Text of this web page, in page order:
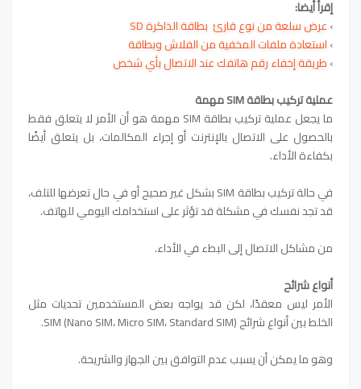
إقرأ أيضا:
›عرض سلعة من نوع قارئ بطاقة الذاكرة SD
›استعادة ملفات المخفية من الفلاش وبطاقة
›طريقة إخفاء رقم هاتفك عند الاتصال بأي شخص
عملية تركيب بطاقة SIM مهمة
ما يجعل عملية تركيب بطاقة SIM مهمة هو أن الأمر لا يتعلق فقط
بالحصول على الاتصال بالإنترنت أو إجراء المكالمات، بل يتعلق أيضًا
بكفاءة الأداء.
في حالة تركيب بطاقة SIM بشكل غير صحيح أو في حال تعرضها للتلف،
قد تجد نفسك في مشكلة قد تؤثر على استخدامك اليومي للهاتف.
من مشاكل الاتصال إلى البطء في الأداء.
أنواع شرائح
الأمر ليس معقدًا، لكن قد يواجه بعض المستخدمين تحديات مثل
الخلط بين أنواع شرائح SIM (Nano SIM، Micro SIM، Standard SIM).
وهو ما يمكن أن يسبب عدم التوافق بين الجهاز والشريحة.